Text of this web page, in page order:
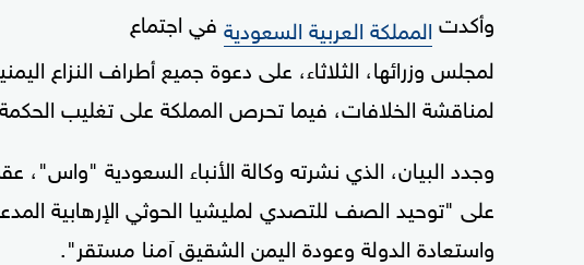
وأكدت المملكة العربية السعودية في اجتماع
لمجلس وزرائها، الثلاثاء، على دعوة جميع أطراف النزاع
لمناقشة الخلافات، فيما تحرص المملكة على تغليب الحكمة
وجدد البيان، الذي نشرته وكالة الأنباء السعودية "واس"،
على "توحيد الصف للتصدي لمليشيا الحوثي الإرهابية
واستعادة الدولة وعودة اليمن الشقيق آمنا مستقر".